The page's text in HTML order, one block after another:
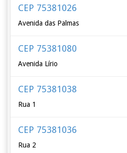
CEP 75381026
Avenida das Palmas
CEP 75381080
Avenida Lírio
CEP 75381038
Rua 1
CEP 75381036
Rua 2